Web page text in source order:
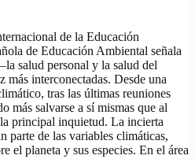
de la Educación
de Educación Ambiental señala
salud personal y la salud del
más interconectadas. Desde una
tras las últimas reuniones
más salvarse a sí mismas que al
principal inquietud. La incierta
parte de las variables climáticas,
el planeta y sus especies. En el área